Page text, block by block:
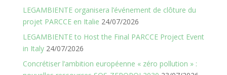
LEGAMBIENTE organisera l’événement de clôture du
projet PARCCE en Italie 24/07/2026
LEGAMBIENTE to Host the Final PARCCE Project Event
in Italy 24/07/2026
Concrétiser l’ambition européenne « zéro pollution » :